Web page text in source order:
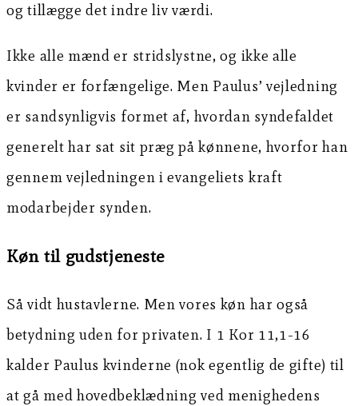
og tillægge det indre liv værdi.
Ikke alle mænd er stridslystne, og ikke alle
kvinder er forfængelige. Men Paulus’ vejledning
er sandsynligvis formet af, hvordan syndefaldet
generelt har sat sit præg på kønnene, hvorfor han
gennem vejledningen i evangeliets kraft
modarbejder synden.
Køn til gudstjeneste
Så vidt hustavlerne. Men vores køn har også
betydning uden for privaten. I 1 Kor 11,1-16
kalder Paulus kvinderne (nok egentlig de gifte) til
at gå med hovedbeklædning ved menighedens